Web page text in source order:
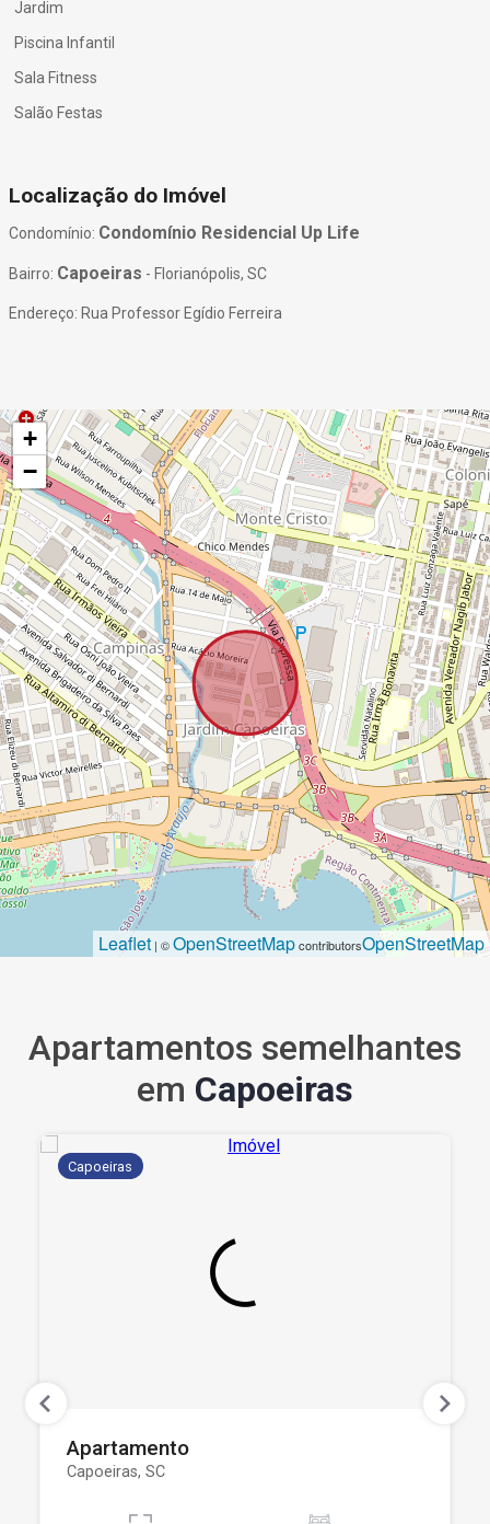
Jardim
Piscina Infantil
Sala Fitness
Salão Festas
Localização do Imóvel
Condomínio: Condomínio Residencial Up Life
Bairro: Capoeiras - Florianópolis, SC
Endereço: Rua Professor Egídio Ferreira
+
−
Leaflet | ©OpenStreetMapcontributorsOpenStreetMap
Apartamentos semelhantes
em Capoeiras
Capoeiras
Apartamento
Capoeiras, SC